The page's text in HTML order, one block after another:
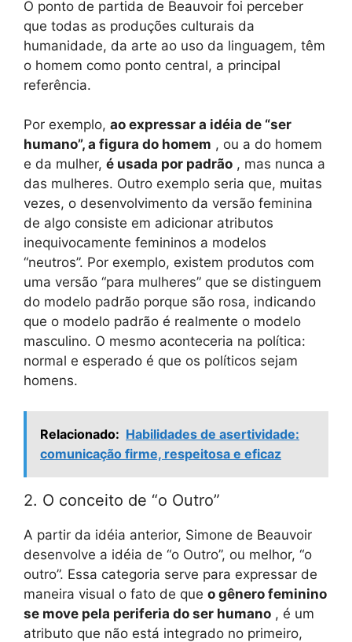
O ponto de partida de Beauvoir foi perceber
que todas as produções culturais da
humanidade, da arte ao uso da linguagem, têm
o homem como ponto central, a principal
referência.
Por exemplo, ao expressar a idéia de “ser
humano”, a figura do homem , ou a do homem
e da mulher, é usada por padrão , mas nunca a
das mulheres. Outro exemplo seria que, muitas
vezes, o desenvolvimento da versão feminina
de algo consiste em adicionar atributos
inequivocamente femininos a modelos
“neutros”. Por exemplo, existem produtos com
uma versão “para mulheres” que se distinguem
do modelo padrão porque são rosa, indicando
que o modelo padrão é realmente o modelo
masculino. O mesmo aconteceria na política:
normal e esperado é que os políticos sejam
homens.
Relacionado: Habilidades de asertividade:
comunicação firme, respeitosa e eficaz
2. O conceito de “o Outro”
A partir da idéia anterior, Simone de Beauvoir
desenvolve a idéia de “o Outro”, ou melhor, “o
outro”. Essa categoria serve para expressar de
maneira visual o fato de que o gênero feminino
se move pela periferia do ser humano , é um
atributo que não está integrado no primeiro,